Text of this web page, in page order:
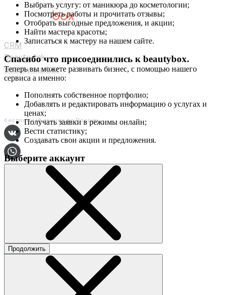
Мастерам и салонам
CRM
Beauty link
Beauty market
Приложение
Мы в соц. сетях
+7 (800) 551-80-29
бесплатный звонок по России
О сервисе
©2017-2020 beautybox.ru
Выбрать услугу: от маникюра до косметологии;
Посмотреть работы и прочитать отзывы;
Отобрать выгодные предложения, и акции;
Найти мастера красоты;
Записаться к мастеру на нашем сайте.
Спасибо что присоединились к beautybox.
Теперь вы можете развивать бизнес, с помощью нашего
сервиса а именно:
Пополнять собственное портфолио;
Добавлять и редактировать информацию о услугах и
ценах;
Получать заявки в режимы онлайн;
Вести статистику;
Создавать свои акции и предложения.
Выберите аккаунт
Продолжить